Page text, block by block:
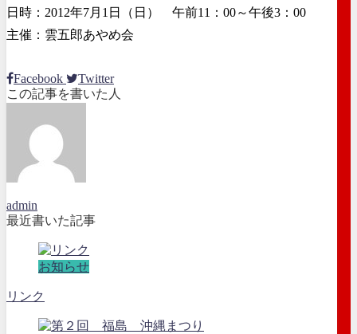
日時：2012年7月1日（日） 午前11：00～午後3：00
主催：雲五郎あやめ会
Facebook
Twitter
この記事を書いた人
admin
最近書いた記事
お知らせ
リンク